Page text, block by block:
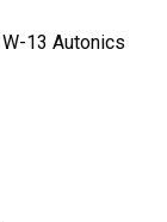
13 Autonics